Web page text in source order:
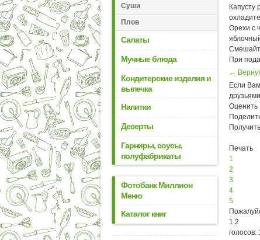
Суши
Плов
Салаты
Мучные блюда
Кондитерские изделия и
выпечка
Напитки
Десерты
Гарниры, соусы,
полуфабрикаты
Фотобанк Миллион
Меню
Каталог книг
Капусту
Орехи с
При
←
Если
Оценить
Печать
1
2
3
4
5
1.2
голосов: